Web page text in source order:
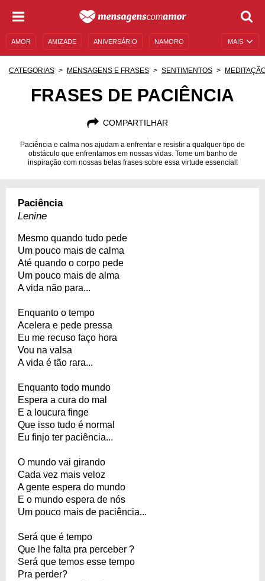
MAIS
AMOR AMIZADE ANIVERSÁRIO NAMORO
DESCULPAS
CATEGORIAS MENSAGENS E FRASES SENTIMENTOS
FRASES DE PACIÊNCIA
COMPARTILHAR
Paciência e calma nos ajudam a enfrentar e resistir a qualquer tipo de
obstáculo que enfrentamos em nossas vidas. Tome um banho de
inspiração com nossas belas frases sobre essa virtude essencial!
Paciência
Lenine
Mesmo quando tudo pede
Um pouco mais de calma
Até quando o corpo pede
Um pouco mais de alma
A vida não para...
Enquanto o tempo
Acelera e pede pressa
Eu me recuso faço hora
Vou na valsa
A vida é tão rara...
Enquanto todo mundo
Espera a cura do mal
E a loucura finge
Que isso tudo é normal
Eu finjo ter paciência...
O mundo vai girando
Cada vez mais veloz
A gente espera do mundo
E o mundo espera de nós
Um pouco mais de paciência...
Será que é tempo
Que lhe falta pra perceber ?
Será que temos esse tempo
Pra perder?